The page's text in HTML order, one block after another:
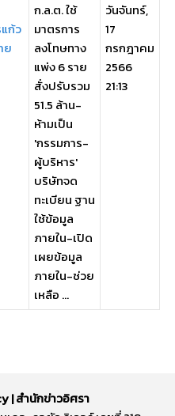
ก้ว
ย
ก.ล.ต. ใช้
มาตรการ
ลงโทษทาง
แพ่ง 6 ราย
สั่งปรับรวม
51.5 ล้าน-
ห้ามเป็น
'กรรมการ-
ผู้บริหาร'
บริษัทจด
ทะเบียน ฐาน
ใช้ข้อมูล
ภายใน-เปิด
เผยข้อมูล
ภายใน-ช่วย
เหลือ ...
วันจันทร์,
17
กรกฎาคม
2566
21:13
| สำนักข่าวอิศรา